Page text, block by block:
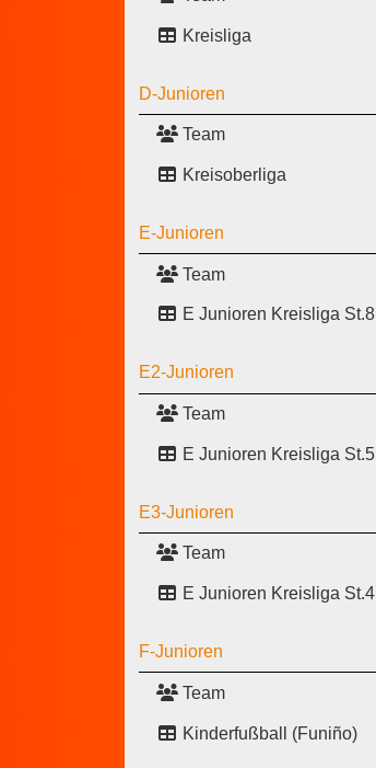
Kreisliga
D-Junioren
Team
Kreisoberliga
E-Junioren
Team
E Junioren Kreisliga St.8
E2-Junioren
Team
E Junioren Kreisliga St.5
E3-Junioren
Team
E Junioren Kreisliga St.4
F-Junioren
Team
Kinderfußball (Funiño)